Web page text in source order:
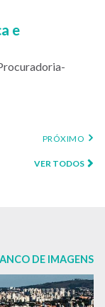
e
PRÓXIMA
PRÓXIMO
VER TODOS
DE IMAGENS